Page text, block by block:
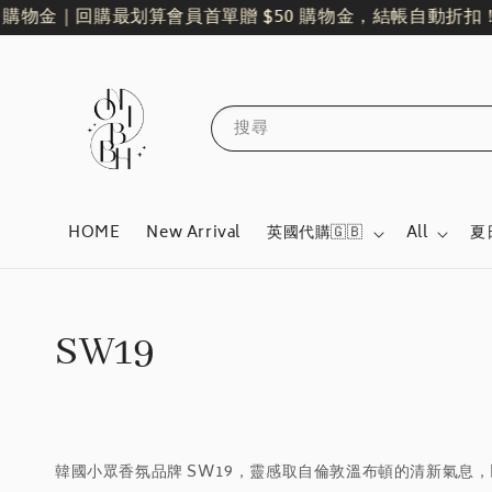
金｜回購最划算會員首單贈 $50 購物金，結帳自動折扣！
搜尋
HOME New Arrival 英國代購🇬🇧 All 夏
SW19
韓國小眾香氛品牌 SW19，靈感取自倫敦溫布頓的清新氣息